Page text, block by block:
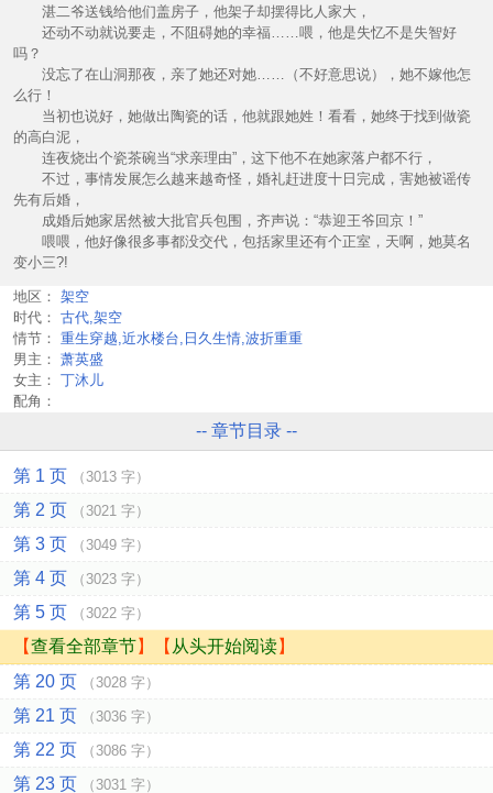
湛二爷送钱给他们盖房子，他架子却摆得比人家大，
还动不动就说要走，不阻碍她的幸福……喂，他是失忆不是失智好
吗？
没忘了在山洞那夜，亲了她还对她……（不好意思说），她不嫁他怎
么行！
当初也说好，她做出陶瓷的话，他就跟她姓！看看，她终于找到做瓷
的高白泥，
连夜烧出个瓷茶碗当“求亲理由”，这下他不在她家落户都不行，
不过，事情发展怎么越来越奇怪，婚礼赶进度十日完成，害她被谣传
先有后婚，
成婚后她家居然被大批官兵包围，齐声说：“恭迎王爷回京！”
喂喂，他好像很多事都没交代，包括家里还有个正室，天啊，她莫名
变小三?!
地区： 架空
时代： 古代,架空
情节： 重生穿越,近水楼台,日久生情,波折重重
男主： 萧英盛
女主： 丁沐儿
配角：
-- 章节目录 --
第 1 页 （3013 字）
第 2 页 （3021 字）
第 3 页 （3049 字）
第 4 页 （3023 字）
第 5 页 （3022 字）
【查看全部章节】【 从头开始阅读】
第 20 页
（3028 字）
第 21 页 （3036 字）
第 22 页 （3086 字）
第 23 页 （3031 字）